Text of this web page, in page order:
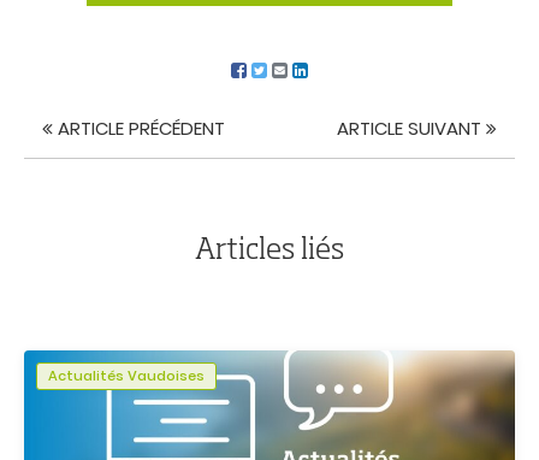
Navigation
ARTICLE PRÉCÉDENT ARTICLE SUIVANT
Articles liés
Actualités Vaudoises